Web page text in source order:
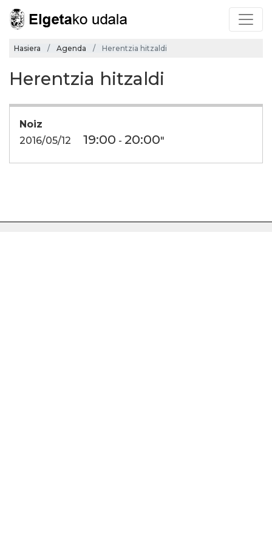
Hasiera Agenda Herentzia hitzaldi
Herentzia hitzaldi
Noiz
2016/05/12
19:00 - 20:00"